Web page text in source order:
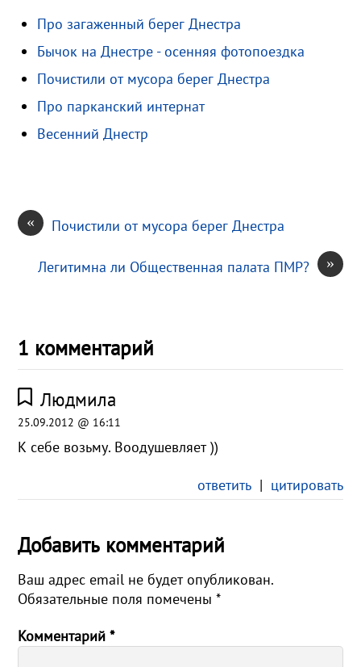
m
a
s
s
n
R
u
п
р
а
в
Про загаженный берег Днестра
Бычок на Днестре - осенняя фотопоездка
Почистили от мусора берег Днестра
Про парканский интернат
Весенний Днестр
« Почистили от мусора берег Днестра
»
Легитимна ли Общественная палата ПМР?
1 комментарий
Людмила
25.09.2012 @ 16:11
К себе возьму. Воодушевляет ))
ответить| цитировать
Добавить комментарий
Ваш адрес email не будет опубликован.
Обязательные поля помечены*
Комментарий*